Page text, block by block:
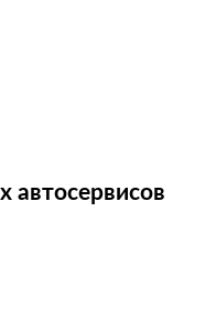
автосервисов